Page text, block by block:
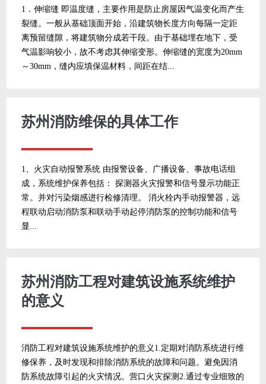
1．伸缩缝 即温度缝，主要作用是防止房屋因气温变化而产生
裂缝。一般从基础顶面开始，沿建筑物长度方向每隔一定距
离预留缝隙，将建筑物分成若干段。由于基础埋在地下，受
气温影响较小，故不考虑其伸缩变形。伸缩缝的宽度为20mm
～30mm，缝内应填保温材料，间距在结...
苏州消防维保的具体工作
1、火灾自动报警系统 由报警设备、广播设备、事故电话组
成，系统维护保养包括： 探测器火灾报警和信号显示功能正
常。并对污染烟感进行检修清理。 消火栓内手动报警器，远
程联动启动消防泵和联动手动起停消防泵的控制功能和信号
显...
苏州消防工程对建筑设施系统维护
的意义
消防工程对建筑设施系统维护的意义1.定期对消防系统进行维
修保养，及时发现和排除消防系统的故障和问题。避免因消
防系统故障引起的火灾情况。营口火灾探测2.通过专业细致的